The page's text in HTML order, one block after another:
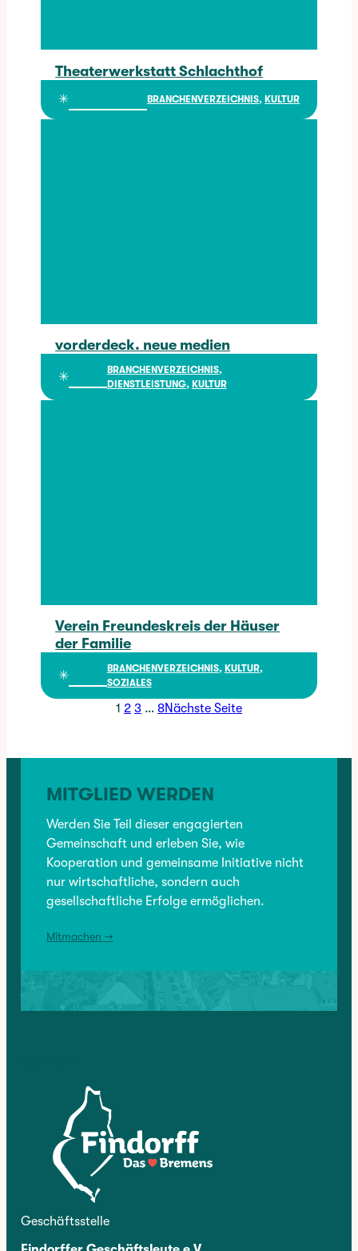
Theaterwerkstatt Schlachthof
Theaterwerkstatt Schlachthof
✳︎
BRANCHENVERZEICHNIS, KULTUR
vorderdeck. neue medien
vorderdeck. neue medien
✳︎
BRANCHENVERZEICHNIS ,
DIENSTLEISTUNG, KULTUR
Verein Freundeskreis der Häuser
der Familie
Verein Freundeskreis der Häuser der Familie
✳︎
BRANCHENVERZEICHNIS, KULTUR ,
SOZIALES
Seite:
1
Seite:
2
Seite:
3 …
Seite:
8Nächste Seite
MITGLIED WERDEN
Werden Sie Teil dieser engagierten
Gemeinschaft und erleben Sie, wie
Kooperation und gemeinsame Initiative nicht
nur wirtschaftliche, sondern auch
gesellschaftliche Erfolge ermöglichen.
Mitmachen →
Geschäftsstelle